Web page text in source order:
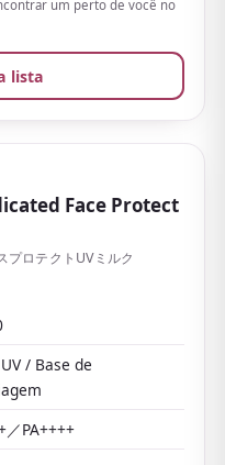
com facilidade. O fato
sabonete de banho
= difícil de remover»,
equilíbrio na
um perto de você no
lista
Face Protect
プロテクトUVミルク
/ Base de
／PA++++